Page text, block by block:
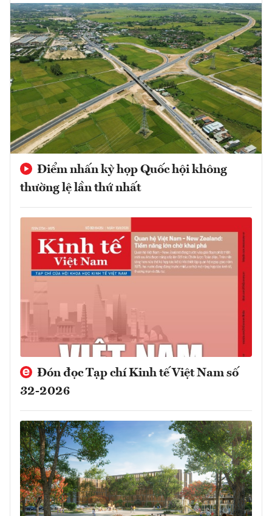
Điểm nhấn kỳ họp Quốc hội không
thường lệ lần thứ nhất
Đón đọc Tạp chí Kinh tế Việt Nam số
32-2026